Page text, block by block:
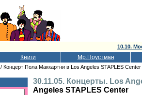
10.10.
Книги Мр.Поустман
/ Концерт Пола Маккартни в Los Angeles STAPLES Center
30.11.05. Концерты. Los
Angeles STAPLES Center